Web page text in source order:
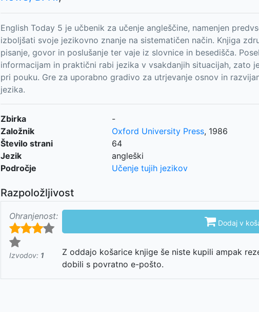
English Today 5 je učbenik za učenje angleščine, namenjen
izboljšati svoje jezikovno znanje na sistematičen način. Knjiga
pisanje, govor in poslušanje ter vaje iz slovnice in besedišča.
informacijam in praktični rabi jezika v vsakdanjih situacijah, zato
pri pouku. Gre za uporabno gradivo za utrjevanje osnov in
jezika.
Zbirka
-
Založnik
Oxford University Press, 1986
Število strani
64
Jezik
angleški
Področje
Učenje tujih jezikov
Razpoložljivost
Ohranjenost:
Izvodov: 1
 Dodaj v
Z oddajo košarice knjige še niste kupili ampak
dobili s povratno e-pošto.